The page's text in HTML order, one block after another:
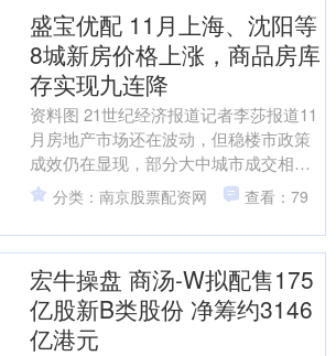
盛宝优配 11月上海、沈阳等
8城新房价格上涨，商品房库
存实现九连降
资料图 21世纪经济报道记者李莎报道11
月房地产市场还在波动，但稳楼市政策
成效仍在显现，部分大中城市成交相对
活跃。 12月15日，国家统计局发布11月
房地产数据....
分类：南京股票配资网 查看：79
宏牛操盘 商汤-W拟配售175
亿股新B类股份 净筹约3146
亿港元